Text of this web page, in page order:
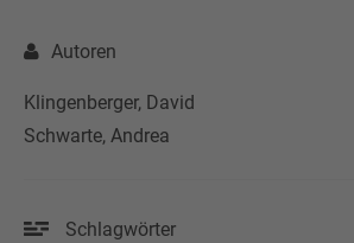
Autoren
Klingenberger, David
Schwarte, Andrea
Schlagwörter